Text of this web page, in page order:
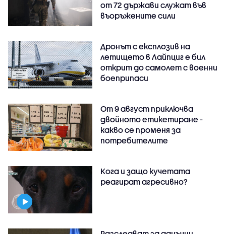
от 72 държави служат във
въоръжените сили
Дронът с експлозив на
летището в Лайпциг е бил
открит до самолет с военни
боеприпаси
От 9 август приключва
двойното етикетиране -
какво се променя за
потребителите
Кога и защо кучетата
реагират агресивно?